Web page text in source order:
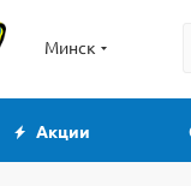
Минск
Акции